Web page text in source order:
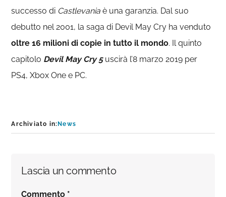
successo di Castlevania è una garanzia. Dal suo
debutto nel 2001, la saga di Devil May Cry ha venduto
oltre 16 milioni di copie in tutto il mondo. Il quinto
capitolo Devil May Cry 5uscirà l’8 marzo 2019 per
PS4, Xbox One e PC.
Archiviato in: News
Interazioni
del
Lascia un commento
Commento *